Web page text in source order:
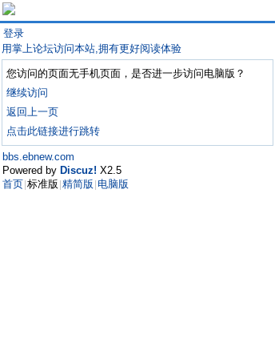
登录
用掌上论坛访问本站,拥有更好阅读体验
您访问的页面无手机页面，是否进一步访问电脑版？
继续访问
返回上一页
点击此链接进行跳转
bbs.ebnew.com
Powered by Discuz! X2.5
首页 标准版 精简版 电脑版